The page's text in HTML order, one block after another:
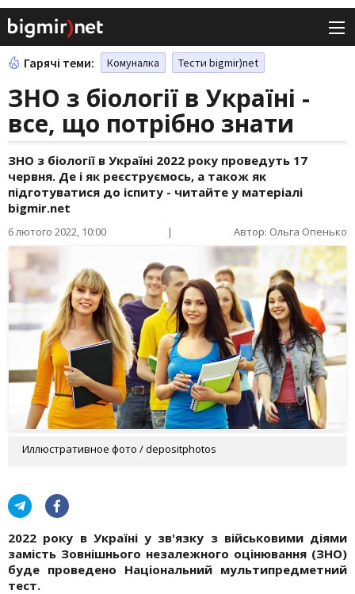
Гарячі теми: Комуналка Тести bigmir)net
ЗНО з біології в Україні -
все, що потрібно знати
ЗНО з біології в Україні 2022 року проведуть 17
червня. Де і як реєструємось, а також як
підготуватися до іспиту - читайте у матеріалі
bigmir.net
6 лютого 2022, 10:00 | Автор: Ольга Опенько
Иллюстративное фото / depositphotos
2022 року в Україні у зв'язку з військовими діями
замість Зовнішнього незалежного оцінювання (ЗНО)
буде проведено Національний мультипредметний
тест.